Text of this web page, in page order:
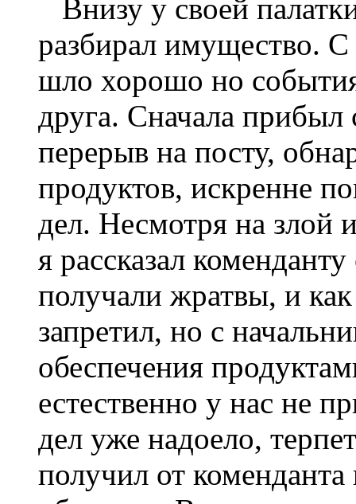
Внизу у своей
разбирал имущество.
шло хорошо но
друга. Сначала прибыл
перерыв на посту,
продуктов, искренне
дел. Несмотря на злой
я рассказал
получали жратвы, и
запретил, но с
обеспечения
естественно у нас не
дел уже надоело,
получил от